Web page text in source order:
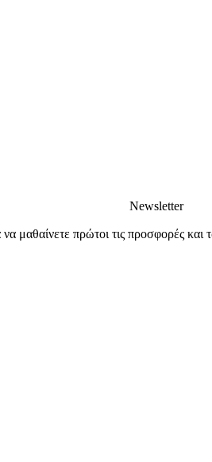
Newsletter
μαθαίνετε πρώτοι τις προσφορές και